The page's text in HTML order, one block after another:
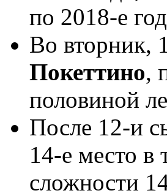
по 2018-е
Во вторник,
Покеттино,
половиной
После 12-и
14-е место
сложности